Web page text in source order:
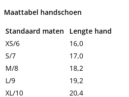
Maattabel handschoen
Standaard maten
Lengte hand
XS/6
16,0
S/7
17,0
M/8
18,2
L/9
19,2
XL/10
20,4